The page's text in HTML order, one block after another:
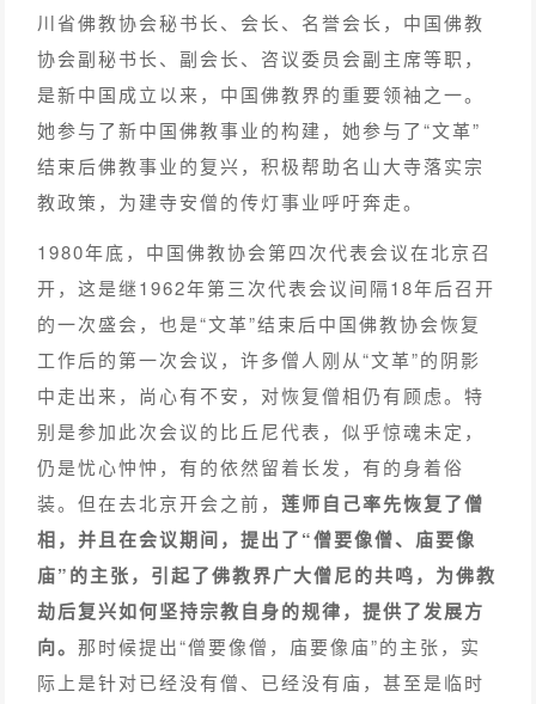
川省佛教协会秘书长、会长、名誉会长，中国佛教
协会副秘书长、副会长、咨议委员会副主席等职，
是新中国成立以来，中国佛教界的重要领袖之一。
她参与了新中国佛教事业的构建，她参与了“文革”
结束后佛教事业的复兴，积极帮助名山大寺落实宗
教政策，为建寺安僧的传灯事业呼吁奔走。
1980年底，中国佛教协会第四次代表会议在北京召
开，这是继1962年第三次代表会议间隔18年后召开
的一次盛会，也是“文革”结束后中国佛教协会恢复
工作后的第一次会议，许多僧人刚从“文革”的阴影
中走出来，尚心有不安，对恢复僧相仍有顾虑。特
别是参加此次会议的比丘尼代表，似乎惊魂未定，
仍是忧心忡忡，有的依然留着长发，有的身着俗
装。但在去北京开会之前，莲师自己率先恢复了僧
相，并且在会议期间，提出了“僧要像僧、庙要像
庙”的主张，引起了佛教界广大僧尼的共鸣，为佛教
劫后复兴如何坚持宗教自身的规律，提供了发展方
向。那时候提出“僧要像僧，庙要像庙”的主张，实
际上是针对已经没有僧、已经没有庙，甚至是临时